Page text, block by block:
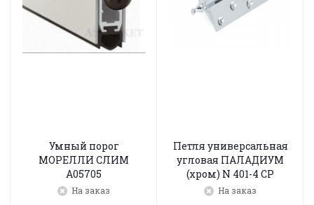
Умный порог
МОРЕЛЛИ СЛИМ
A05705
На заказ
Петля универсальная
угловая ПАЛАДИУМ
(хром) N 401-4 CP
На заказ